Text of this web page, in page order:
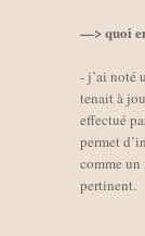
—> quoi
- j’ai noté
tenait à
effectué
permet
comme un
pertinent.